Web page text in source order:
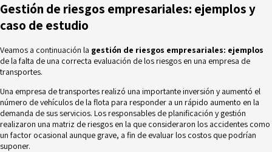
Gestión de riesgos empresariales: ejemplos y
caso de estudio
Veamos a continuación la gestión de riesgos empresariales: ejemplos
de la falta de una correcta evaluación de los riesgos en una empresa de
transportes.
Una empresa de transportes realizó una importante inversión y aumentó el
número de vehículos de la flota para responder a un rápido aumento en la
demanda de sus servicios. Los responsables de planificación y gestión
realizaron una matriz de riesgos en la que consideraron los accidentes como
un factor ocasional aunque grave, a fin de evaluar los costos que podrían
suponer.